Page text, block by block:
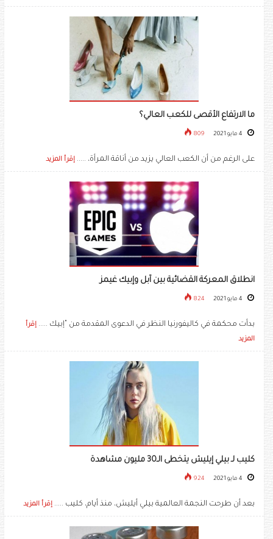
ما الارتفاع الأقصى للكعب العالي؟
809
على الرغم من أن الكعب العالي يزيد من أناقة المرأة، ..... إقرأ المزيد
انطلاق المعركة القضائية بين آبل وإبيك غيمز
824
بدأت محكمة في كاليفورنيا النظر في الدعوى المقدمة من "إبيك ..... إقرأ
المزيد
كليب لـ بيلي إيليش يتخطى الـ30 مليون مشاهدة
924
بعد أن طرحت النجمة العالمية بيلي أيليش، منذ أيام، كليب ..... إقرأ المزيد